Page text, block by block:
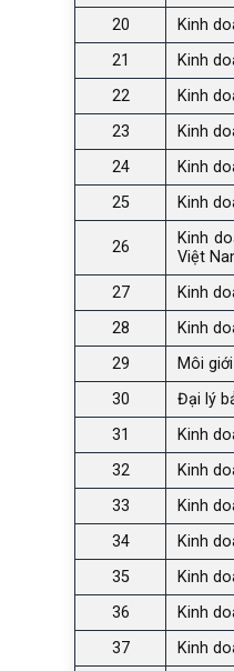
20
Kinh
21
Kinh
22
Kinh
23
Kinh
24
Kinh
25
Kinh
26
Kinh
Việt
27
Kinh
28
Kinh
29
Môi
30
Đại lý
31
Kinh
32
Kinh
33
Kinh
34
Kinh
35
Kinh
36
Kinh
37
Kinh